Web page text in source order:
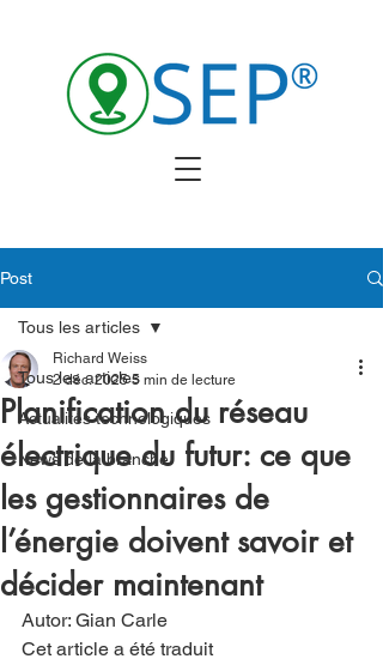
Post
Tous les articles
Actualités technologiques
News de la branche
Tous les articles
Planification du réseau
électrique du futur: ce que
les gestionnaires de
l’énergie doivent savoir et
décider maintenant
Richard Weiss
2 déc. 2025 5 min de lecture
Autor: Gian Carle
Cet article a été traduit